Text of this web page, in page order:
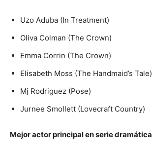
Uzo Aduba (In Treatment)
Oliva Colman (The Crown)
Emma Corrin (The Crown)
Elisabeth Moss (The Handmaid’s Tale)
Mj Rodriguez (Pose)
Jurnee Smollett (Lovecraft Country)
Mejor actor principal en serie dramática